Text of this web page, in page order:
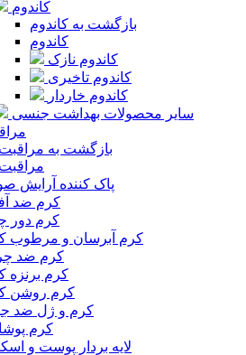
کاندوم
بازگشت به کاندوم
کاندوم
کاندوم نازک
کاندوم تاخیری
کاندوم خاردار
سایر محصولات بهداشت جنسی
بازگشت به
پاک کننده آرایش
کرم ضد
کرم دور
کرم آبرسان و مرطوب
کرم ضد
کرم برنزه
کرم روشن
کرم و ژل ضد
کرم
لایه بردار پوست و